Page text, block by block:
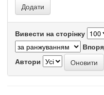
Вивести на сторінку
Автори